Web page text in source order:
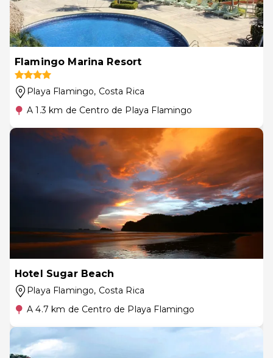
Flamingo Marina Resort
Playa Flamingo, Costa Rica
A 1.3 km de Centro de Playa Flamingo
Hotel Sugar Beach
Playa Flamingo, Costa Rica
A 4.7 km de Centro de Playa Flamingo